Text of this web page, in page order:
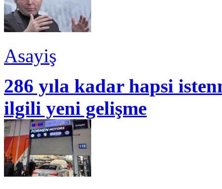
Asayiş
286 yıla kadar hapsi
ilgili yeni gelişme